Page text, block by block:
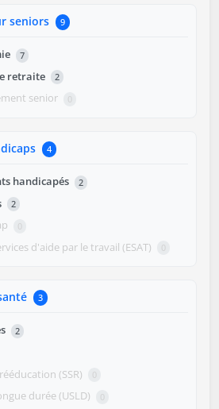
seniors 9
7
retraite 2
senior 0
4
handicapés 2
2
0
d'aide par le travail (ESAT) 0
3
2
(SSR) 0
durée (USLD) 0